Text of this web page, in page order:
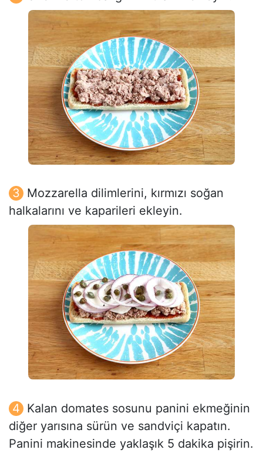
Mozzarella dilimlerini, kırmızı soğan
halkalarını ve kaparileri ekleyin.
Kalan domates sosunu panini ekmeğinin
diğer yarısına sürün ve sandviçi kapatın.
Panini makinesinde yaklaşık 5 dakika pişirin.